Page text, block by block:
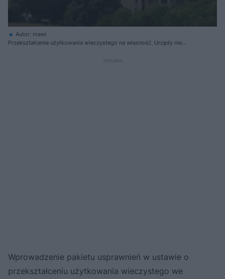
Autor: mawi
Przekształcenie użytkowania wieczystego na własność. Urzędy nie
Wprowadzenie pakietu usprawnień w ustawie o
przekształceniu użytkowania wieczystego we